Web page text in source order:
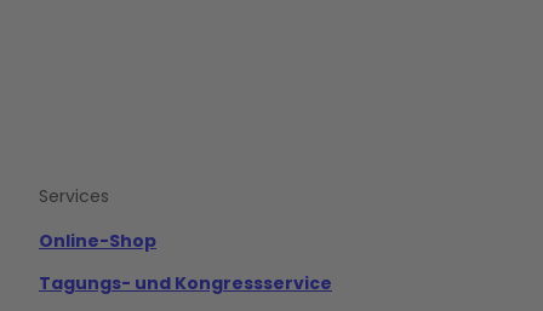
o e
m
Services
Online-Shop
Tagungs- und Kongressservice